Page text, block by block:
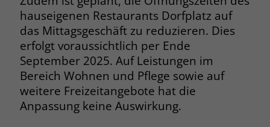
hauseigenen Restaurants Dorfplatz auf
das Mittagsgeschäft zu reduzieren. Dies
erfolgt voraussichtlich per Ende
September 2025. Auf Leistungen im
Bereich Wohnen und Pflege sowie auf
weitere Freizeitangebote hat die
Anpassung keine Auswirkung.
Name PHPSESSID
Anbieter stiftung-liebenau.ch
Laufzeit Session
Zweck
Behält die Zustände des Benutzers bei